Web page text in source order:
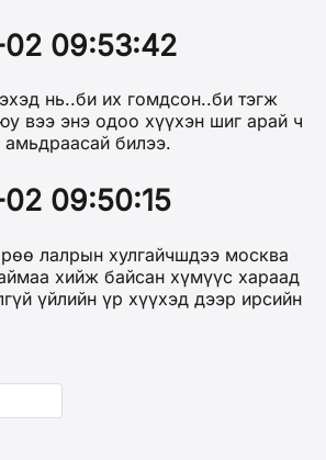
02 09:53:42
нь..би их гомдсон..би тэгж
вээ энэ одоо хүүхэн шиг арай ч
билээ.
02 09:50:15
лалрын хулгайчшдээ москва
хийж байсан хүмүүс хараад
үйлийн үр хүүхэд дээр ирсийн